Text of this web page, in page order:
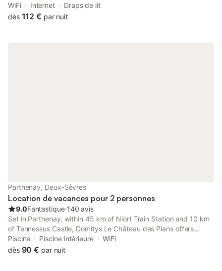
Petite Maison médiévale offers accommodation located in
Parthenay. The property features city and quiet street views,
WiFi Internet
Draps de lit
dès 112 € par nuit
Parthenay, Deux-Sèvres
Location de vacances pour 2 personnes
9.0Fantastique⋅140 avis
Set in Parthenay, within 45 km of Niort Train Station and 10 km
of Tennessus Castle, Domitys Le Château des Plans offers
accommodation with an indoor pool and free WiFi as well as free
private parking for guests who drive.
Piscine Piscine intérieure
WiFi
dès 90 € par nuit